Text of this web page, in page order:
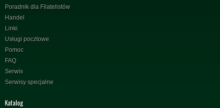
Poradnik dla Filatelistów
Handel
Linki
Usługi pocztowe
Pomoc
FAQ
Serwis
Serwisy specjalne
Katalog